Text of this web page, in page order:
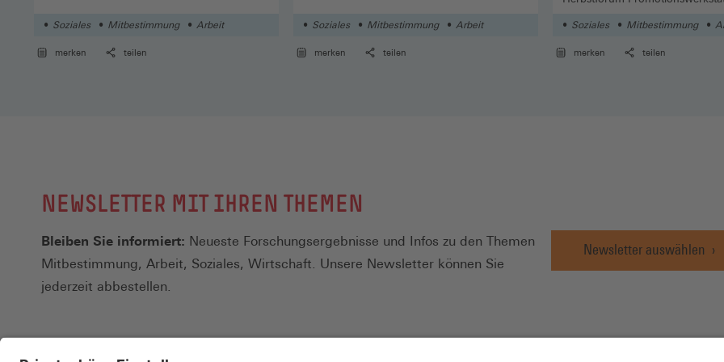
Soziales Mitbestimmung Arbeit
merken teilen
Soziales Mitbestimmung Arbeit
merken teilen
Soziales Mitbestimmung
merken teilen
NEWSLETTER MIT IHREN THEMEN
Bleiben Sie informiert: Neueste Forschungsergebnisse und Infos zu den Themen
Mitbestimmung, Arbeit, Soziales, Wirtschaft. Unsere Newsletter können Sie
jederzeit abbestellen.
Newsletter auswählen